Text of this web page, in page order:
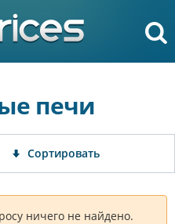
печи
Сортировать
ничего не найдено.